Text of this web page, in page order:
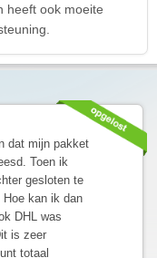
heeft ook moeite
dat mijn pakket
Toen ik
gesloten te
kan ik dan
DHL was
is zeer
totaal